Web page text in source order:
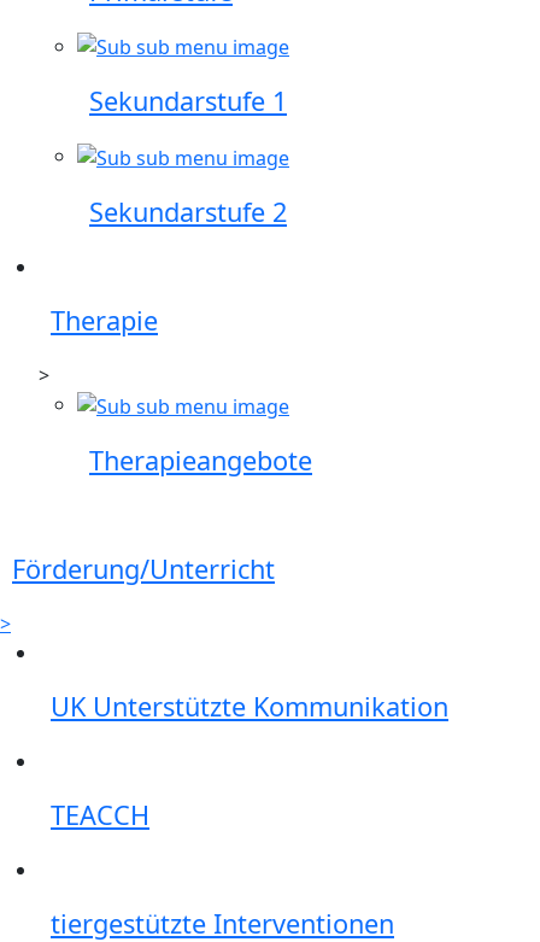
Sekundarstufe 1
Sekundarstufe 2
Therapie
>
Therapieangebote
Förderung/Unterricht
>
UK Unterstützte Kommunikation
TEACCH
tiergestützte Interventionen